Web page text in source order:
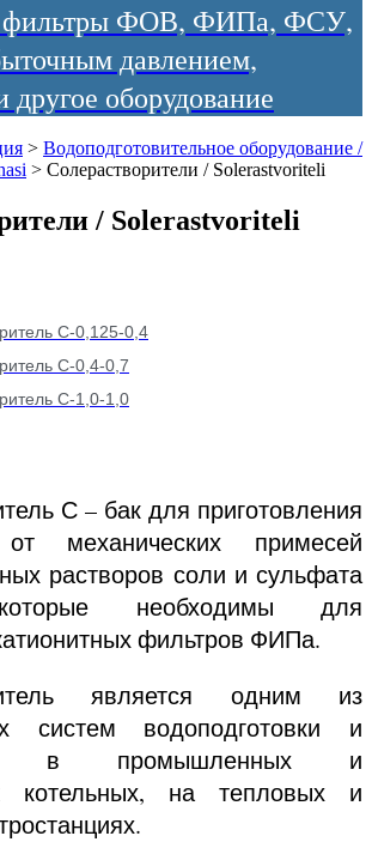
фильтры ФОВ, ФИПа, ФСУ,
давлением,
другое оборудование
> Водоподготовительное оборудование /
> Солерастворители / Solerastvoriteli
/ Solerastvoriteli
С-0,125-0,4
С-0,4-0,7
С-1,0-1,0
С – бак для приготовления
механических примесей
растворов соли и сульфата
необходимы для
фильтров ФИПа.
является одним из
систем водоподготовки и
в промышленных и
котельных, на тепловых и